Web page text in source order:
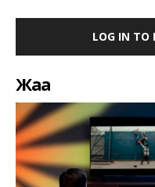
LOG IN TO
Жаңа